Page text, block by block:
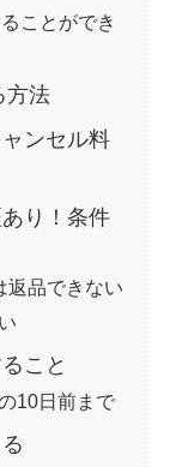
手続きや
！
液の解約
裏ワザ
リ
シボルネ)
きない？
手続きす
？
解約まと
ことができ
方法
ンセル料
り！条件
返品できない
こと
10日前まで